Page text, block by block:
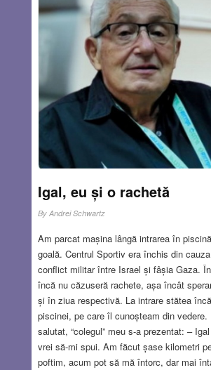
numeroase ori. O mare parte din datele
au fost găsite în arhivele germane,
Read more…
SEP 1, 2022
Igal, eu și o rachetă
By Andrei Schwartz
Am parcat mașina lângă intrarea în
goală. Centrul Sportiv era închis din
conflict militar între Israel și fâșia Gaza.
încă nu căzuseră rachete, așa încât
și în ziua respectivă. La intrare stătea
piscinei, pe care îl cunoșteam din vedere.
salutat, “colegul” meu s-a prezentat: –
vrei să-mi spui. Am făcut șase kilometri
poftim, acum pot să mă întorc, dar mai